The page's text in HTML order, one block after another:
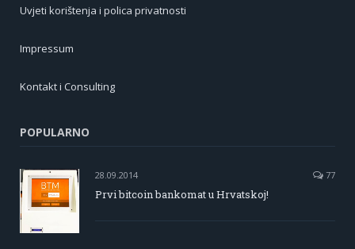
Uvjeti korištenja i polica privatnosti
Impressum
Kontakt i Consulting
POPULARNO
28.09.2014 77
Prvi bitcoin bankomat u Hrvatskoj!